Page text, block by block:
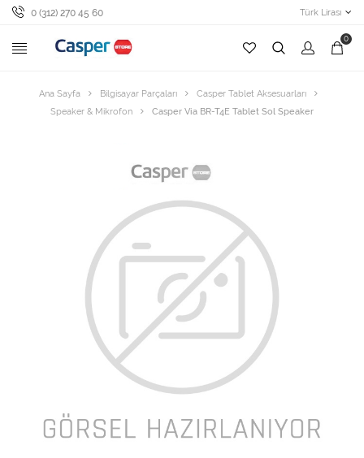
0 (312) 270 45 60 Türk Lirası
0
Ana Sayfa Bilgisayar Parçaları
Casper Tablet Aksesuarları
Speaker & Mikrofon
Casper Via BR-T4E Tablet Sol Speaker